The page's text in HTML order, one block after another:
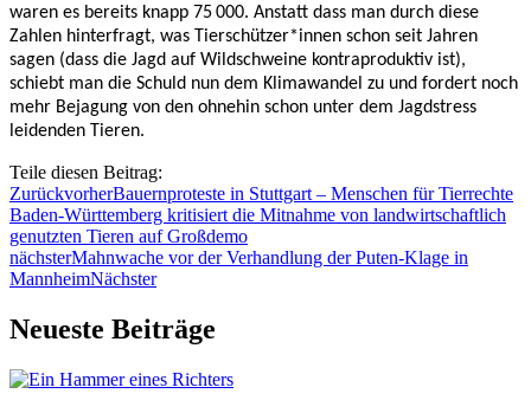
waren es bereits knapp 75 000. Anstatt dass man durch diese
Zahlen hinterfragt, was Tierschützer*innen schon seit Jahren
sagen (dass die Jagd auf Wildschweine kontraproduktiv ist),
schiebt man die Schuld nun dem Klimawandel zu und fordert noch
mehr Bejagung von den ohnehin schon unter dem Jagdstress
leidenden Tieren.
Teile diesen Beitrag:
ZurückvorherBauernproteste in Stuttgart – Menschen für Tierrechte
Baden-Württemberg kritisiert die Mitnahme von landwirtschaftlich
genutzten Tieren auf Großdemo
nächsterMahnwache vor der Verhandlung der Puten-Klage in
MannheimNächster
Neueste Beiträge